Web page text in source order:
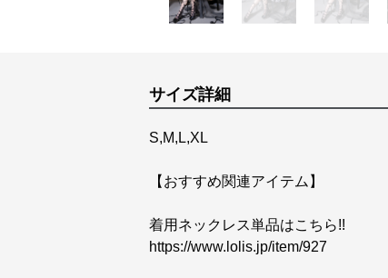
サイズ詳細
S,M,L,XL
【おすすめ関連アイテム】
https://www.lolis.jp/item/927